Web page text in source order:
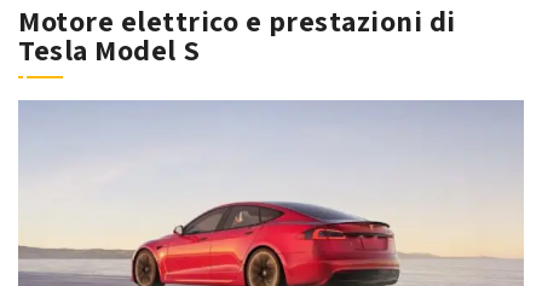
Motore elettrico e prestazioni di
Tesla Model S